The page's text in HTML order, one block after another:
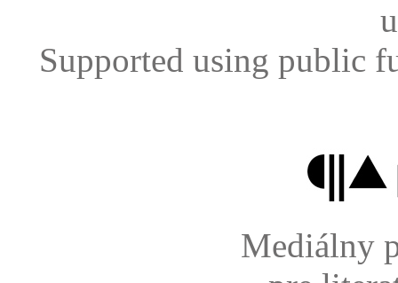
Supported using public
Mediálny